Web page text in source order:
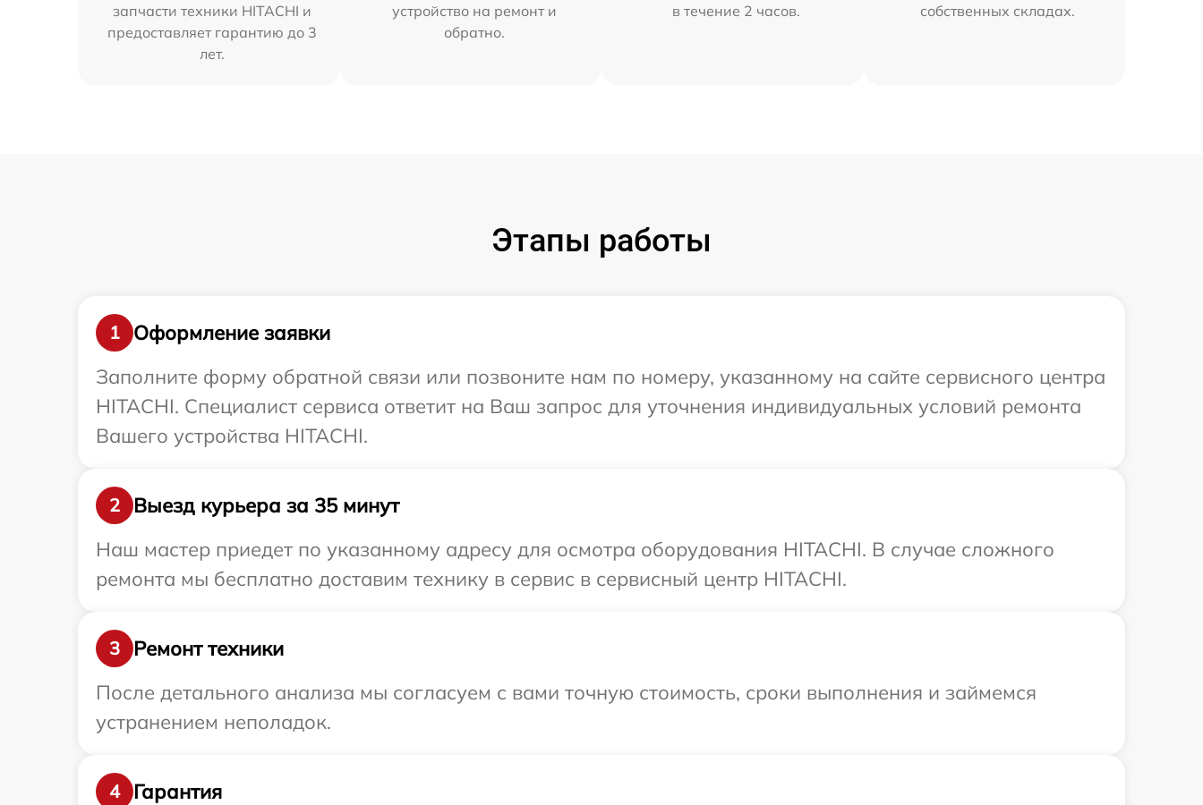
запчасти техники HITACHI и
предоставляет гарантию до 3
лет.
устройство на ремонт и
обратно.
в течение 2 часов.
собственных складах.
Этапы работы
1
Оформление заявки
Заполните форму обратной связи или позвоните нам по номеру, указанному на сайте сервисного центра
HITACHI. Специалист сервиса ответит на Ваш запрос для уточнения индивидуальных условий ремонта
Вашего устройства HITACHI.
2
Выезд курьера за 35 минут
Наш мастер приедет по указанному адресу для осмотра оборудования HITACHI. В случае сложного
ремонта мы бесплатно доставим технику в сервис в сервисный центр HITACHI.
3
Ремонт техники
После детального анализа мы согласуем с вами точную стоимость, сроки выполнения и займемся
устранением неполадок.
4
Гарантия